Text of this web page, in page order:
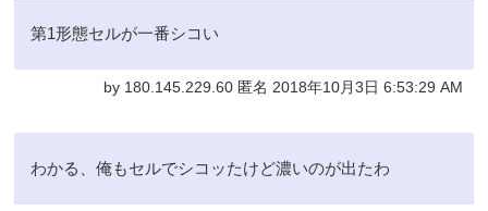
第1形態セルが一番シコい
by 180.145.229.60 匿名 2018年10月3日 6:53:29 AM
わかる、俺もセルでシコッたけど濃いのが出たわ